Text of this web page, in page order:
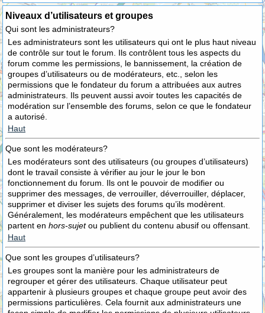
Niveaux d’utilisateurs et groupes
Qui sont les administrateurs?
Les administrateurs sont les utilisateurs qui ont le plus haut niveau
de contrôle sur tout le forum. Ils contrôlent tous les aspects du
forum comme les permissions, le bannissement, la création de
groupes d’utilisateurs ou de modérateurs, etc., selon les
permissions que le fondateur du forum a attribuées aux autres
administrateurs. Ils peuvent aussi avoir toutes les capacités de
modération sur l’ensemble des forums, selon ce que le fondateur
a autorisé.
Haut
Que sont les modérateurs?
Les modérateurs sont des utilisateurs (ou groupes d’utilisateurs)
dont le travail consiste à vérifier au jour le jour le bon
fonctionnement du forum. Ils ont le pouvoir de modifier ou
supprimer des messages, de verrouiller, déverrouiller, déplacer,
supprimer et diviser les sujets des forums qu’ils modèrent.
Généralement, les modérateurs empêchent que les utilisateurs
partent en hors-sujetou publient du contenu abusif ou offensant.
Haut
Que sont les groupes d’utilisateurs?
Les groupes sont la manière pour les administrateurs de
regrouper et gérer des utilisateurs. Chaque utilisateur peut
appartenir à plusieurs groupes et chaque groupe peut avoir des
permissions particulières. Cela fournit aux administrateurs une